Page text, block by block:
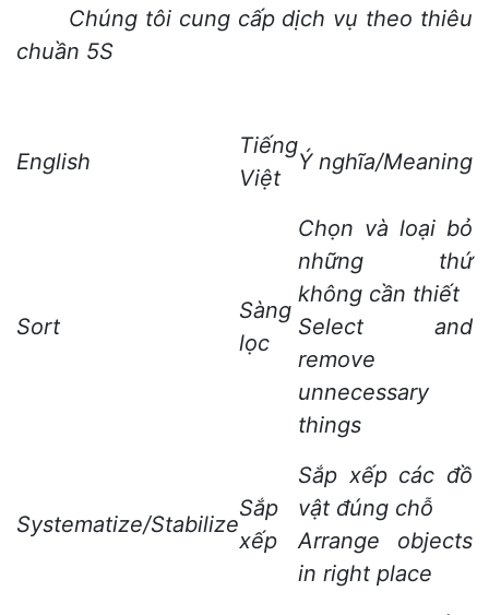
Chúng tôi cung cấp dịch vụ theo thiêu
chuần 5S
English
Tiếng
Việt
Ý nghĩa/Meaning
Sort
Sàng
lọc
Chọn và loại bỏ
những thứ
không cần thiết
Select and
remove
unnecessary
things
Systematize/Stabilize
Sắp
xếp
Sắp xếp các đồ
vật đúng chỗ
Arrange objects
in right place